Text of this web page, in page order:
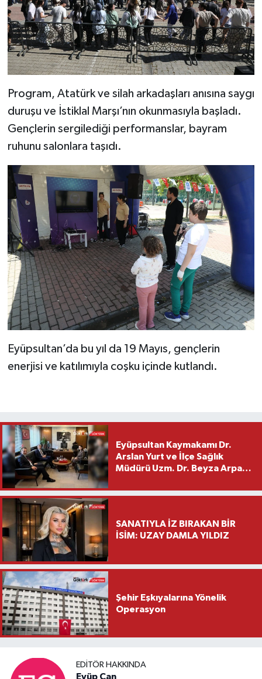
Program, Atatürk ve silah arkadaşları anısına saygı
duruşu ve İstiklal Marşı’nın okunmasıyla başladı.
Gençlerin sergilediği performanslar, bayram
ruhunu salonlara taşıdı.
Eyüpsultan’da bu yıl da 19 Mayıs, gençlerin
enerjisi ve katılımıyla coşku içinde kutlandı.
Eyüpsultan Kaymakamı Dr.
Arslan Yurt ve İlçe Sağlık
Müdürü Uzm. Dr. Beyza Arpacı
Ziyareti
SANATIYLA İZ BIRAKAN BİR
İSİM: UZAY DAMLA YILDIZ
Şehir Eşkıyalarına Yönelik
Operasyon
EDITÖR HAKKINDA
Eyüp Can